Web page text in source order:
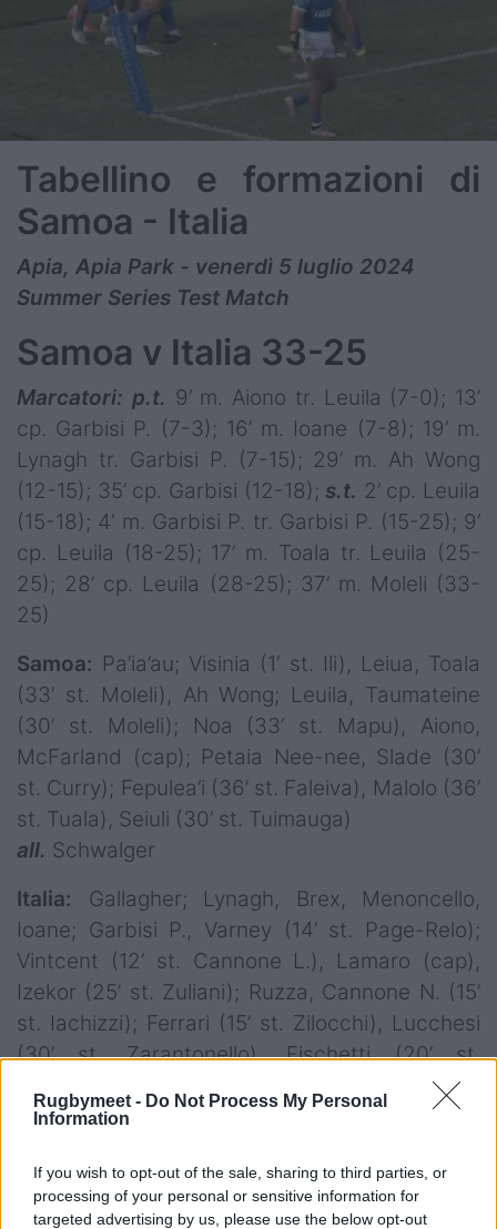
Rugbymeet - Do Not Process My Personal
Information
If you wish to opt-out of the sale, sharing to third parties, or
processing of your personal or sensitive information for
targeted advertising by us, please use the below opt-out
Tabellino e formazioni di
Samoa - Italia
Apia, Apia Park - venerdì 5 luglio 2024
Summer Series Test Match
Samoa v Italia 33-25
Marcatori: p.t. 9’ m. Aiono tr. Leuila (7-0); 13’
cp. Garbisi P. (7-3); 16’ m. Ioane (7-8); 19’ m.
Lynagh tr. Garbisi P. (7-15); 29’ m. Ah Wong
(12-15); 35’ cp. Garbisi (12-18); s.t. 2’ cp. Leuila
(15-18); 4’ m. Garbisi P. tr. Garbisi P. (15-25); 9’
cp. Leuila (18-25); 17’ m. Toala tr. Leuila (25-
25); 28’ cp. Leuila (28-25); 37’ m. Moleli (33-
25)
Samoa: Pa’ia’au; Visinia (1’ st. Ili), Leiua, Toala
(33’ st. Moleli), Ah Wong; Leuila, Taumateine
(30’ st. Moleli); Noa (33’ st. Mapu), Aiono,
McFarland (cap); Petaia Nee-nee, Slade (30’
st. Curry); Fepulea’i (36’ st. Faleiva), Malolo (36’
st. Tuala), Seiuli (30’ st. Tuimauga)
all. Schwalger
Italia: Gallagher; Lynagh, Brex, Menoncello,
Ioane; Garbisi P., Varney (14’ st. Page-Relo);
Vintcent (12’ st. Cannone L.), Lamaro (cap),
Izekor (25’ st. Zuliani); Ruzza, Cannone N. (15’
st. Iachizzi); Ferrari (15’ st. Zilocchi), Lucchesi
(30’ st. Zarantonello), Fischetti (20’ st.
all.Quesada
arb.Williams P. (Nuova Zelanda)